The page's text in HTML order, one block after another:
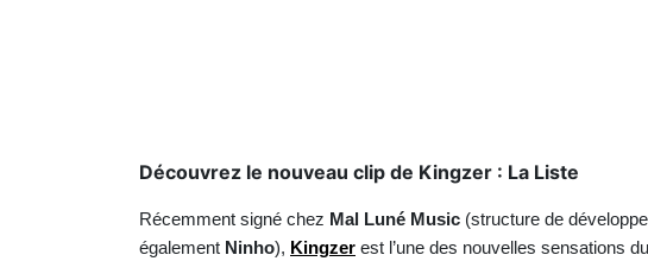
Découvrez le nouveau clip de Kingzer : La Liste
Récemment signé chez Mal Luné Music (structure de
également Ninho), Kingzer est l’une des nouvelles sensations